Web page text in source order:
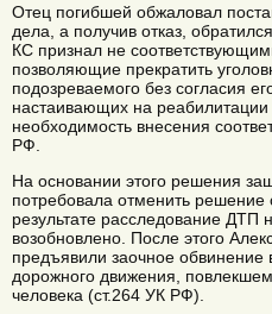
Отец погибшей обжаловал
дела, а получив отказ,
КС признал не
позволяющие прекратить
подозреваемого без согласия
настаивающих на
необходимость внесения
РФ.
На основании этого решения
потребовала отменить
результате расследование ДТП
возобновлено. После этого
предъявили заочное
дорожного движения,
человека (ст.264 УК РФ).